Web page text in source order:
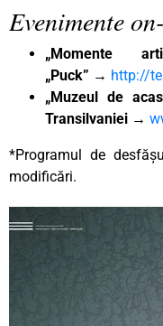
Evenimente
„Momente
„Puck” → http://
„Muzeul de
Transilvaniei →
*Programul de
modificări.